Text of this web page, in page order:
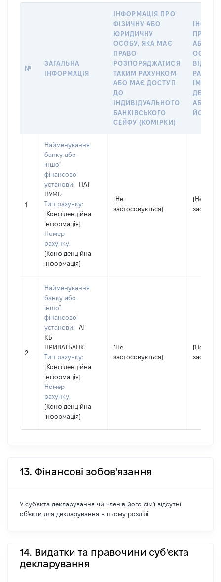
№
ЗАГАЛЬНА
ІНФОРМАЦІЯ
ІНФОРМАЦІЯ ПРО
ФІЗИЧНУ АБО
ЮРИДИЧНУ
ОСОБУ, ЯКА МАЄ
ПРАВО
РОЗПОРЯДЖАТИСЯ
ТАКИМ РАХУНКОМ
АБО МАЄ ДОСТУП
ДО
ІНДИВІДУАЛЬНОГО
БАНКІВСЬКОГО
СЕЙФУ (КОМІРКИ)
ПРО
АБО
ОСОБУ,
ІМ’Я
АБО
ЙОГО
1
Найменування
банку або
іншої
фінансової
установи:
ПАТ
ПУМБ
Тип рахунку:
[Конфіденційна
інформація]
Номер
рахунку:
[Конфіденційна
інформація]
[Не
застосовується]
[Не
2
Найменування
банку або
іншої
фінансової
установи:
АТ
КБ
ПРИВАТБАНК
Тип рахунку:
[Конфіденційна
інформація]
Номер
рахунку:
[Конфіденційна
інформація]
[Не
застосовується]
[Не
13. Фінансові зобов'язання
У суб'єкта декларування чи членів його сім'ї відсутні
об'єкти для декларування в цьому розділі.
14. Видатки та правочини суб'єкта
декларування